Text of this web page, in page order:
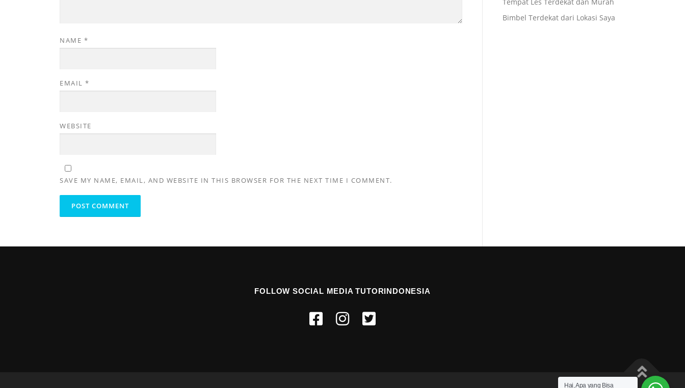
NAME *
EMAIL *
WEBSITE
SAVE MY NAME, EMAIL, AND WEBSITE IN THIS BROWSER FOR THE NEXT TIME I COMMENT.
Bimbel Terdekat dari Lokasi Saya
FOLLOW SOCIAL MEDIA TUTORINDONESIA
Hai, Apa yang Bisa